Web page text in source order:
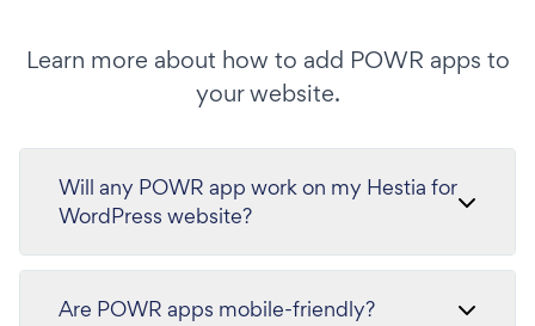
Learn more about how to add POWR apps to
your website.
Will any POWR app work on my Hestia for
WordPress website?
Are POWR apps mobile-friendly?